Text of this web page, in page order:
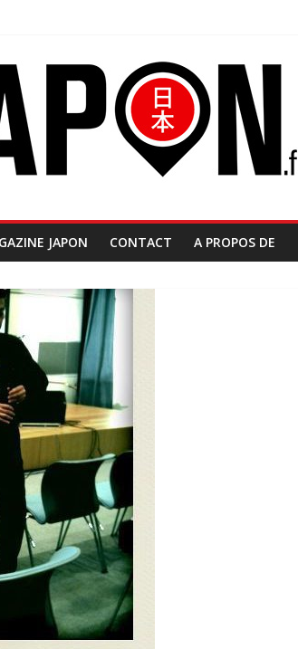
JAPON CONTACT A PROPOS DE